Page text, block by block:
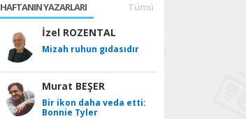
HAFTANIN YAZARLARI Tümü
İzel ROZENTAL
Mizah ruhun gıdasıdır
Murat BEŞER
Bir ikon daha veda etti:
Bonnie Tyler